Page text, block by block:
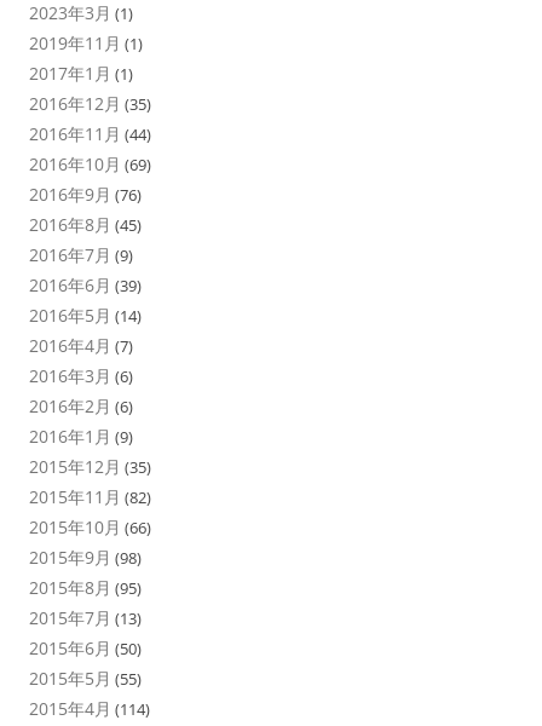
2023年3月 (1)
2019年11月 (1)
2017年1月 (1)
2016年12月 (35)
2016年11月 (44)
2016年10月 (69)
2016年9月 (76)
2016年8月 (45)
2016年7月 (9)
2016年6月 (39)
2016年5月 (14)
2016年4月 (7)
2016年3月 (6)
2016年2月 (6)
2016年1月 (9)
2015年12月 (35)
2015年11月 (82)
2015年10月 (66)
2015年9月 (98)
2015年8月 (95)
2015年7月 (13)
2015年6月 (50)
2015年5月 (55)
2015年4月 (114)